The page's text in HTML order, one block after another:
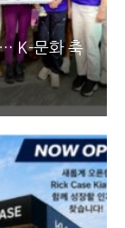
K-문화 축